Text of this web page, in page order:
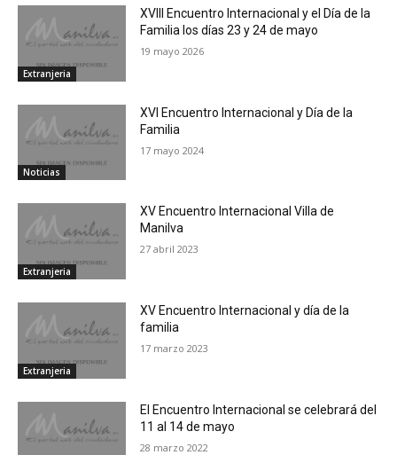
Extranjeria
XVIII Encuentro Internacional y el Día de la
Familia los días 23 y 24 de mayo
19 mayo 2026
Noticias
XVI Encuentro Internacional y Día de la
Familia
17 mayo 2024
Extranjeria
XV Encuentro Internacional Villa de
Manilva
27 abril 2023
Extranjeria
XV Encuentro Internacional y día de la
familia
17 marzo 2023
El Encuentro Internacional se celebrará del
11 al 14 de mayo
28 marzo 2022